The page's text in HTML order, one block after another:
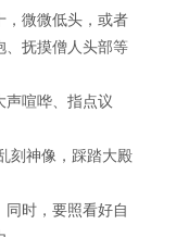
微微低头，或者
、抚摸僧人头部等
喧哗、指点议
刻神像，踩踏大殿
时，要照看好自